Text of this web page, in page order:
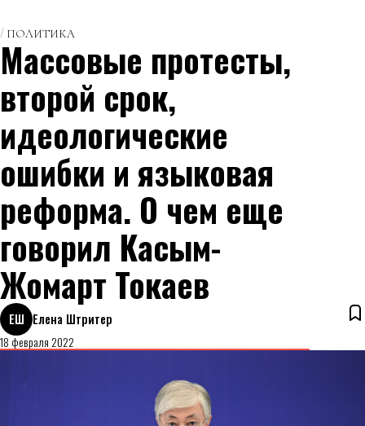
ПОЛИТИКА
Массовые протесты,
второй срок,
идеологические
ошибки и языковая
реформа. О чем еще
говорил Касым-
Жомарт Токаев
ЕШ Елена Штритер
18 февраля 2022